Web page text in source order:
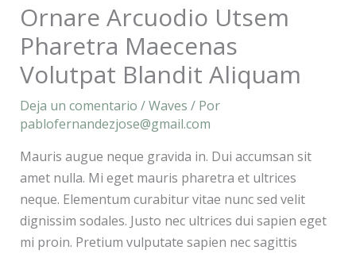
Ornare Arcuodio Utsem
Pharetra Maecenas
Volutpat Blandit Aliquam
Deja un comentario /Waves / Por
pablofernandezjose@gmail.com
Mauris augue neque gravida in. Dui accumsan sit
amet nulla. Mi eget mauris pharetra et ultrices
neque. Elementum curabitur vitae nunc sed velit
dignissim sodales. Justo nec ultrices dui sapien eget
mi proin. Pretium vulputate sapien nec sagittis